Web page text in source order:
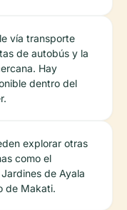
vía transporte
de autobús y la
Hay
dentro del
explorar otras
como el
de Ayala
de Makati.